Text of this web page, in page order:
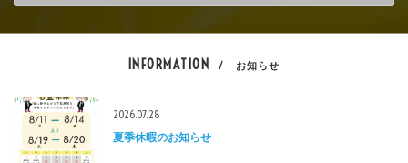
INFORMATION / お知らせ
2026.07.28
夏季休暇のお知らせ